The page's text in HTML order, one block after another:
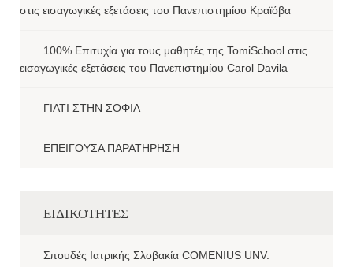
στις εισαγωγικές εξετάσεις του Πανεπιστημίου Κραϊόβα
100% Επιτυχία για τους μαθητές της TomiSchool στις
εισαγωγικές εξετάσεις του Πανεπιστημίου Carol Davila
ΓΙΑΤΙ ΣΤΗΝ ΣΟΦΙΑ
ΕΠΕΙΓΟΥΣΑ ΠΑΡΑΤΗΡΗΣΗ
ΕΙΔΙΚΟΤΗΤΕΣ
Σπουδές Ιατρικής Σλοβακία COMENIUS UNV.